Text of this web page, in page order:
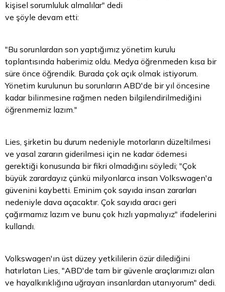
kişisel sorumluluk almalılar" dedi
ve şöyle devam etti:
"Bu sorunlardan son yaptığımız yönetim kurulu
toplantısında haberimiz oldu. Medya öğrenmeden kısa bir
süre önce öğrendik. Burada çok açık olmak istiyorum.
Yönetim kurulunun bu sorunların ABD'de bir yıl öncesine
kadar bilinmesine rağmen neden bilgilendirilmediğini
öğrenmemiz lazım."
Lies, şirketin bu durum nedeniyle motorların düzeltilmesi
ve yasal zararın giderilmesi için ne kadar ödemesi
gerektiği konusunda bir fikri olmadığını söyledi; "Çok
büyük zarardayız çünkü milyonlarca insan Volkswagen'a
güvenini kaybetti. Eminim çok sayıda insan zararları
nedeniyle dava açacaktır. Çok sayıda aracı geri
çağırmamız lazım ve bunu çok hızlı yapmalıyız" ifadelerini
kullandı.
Volkswagen'ın üst düzey yetkililerin özür dilediğini
hatırlatan Lies, "ABD'de tam bir güvenle araçlarımızı alan
ve hayalkırıklığına uğrayan insanlardan utanıyorum" dedi.